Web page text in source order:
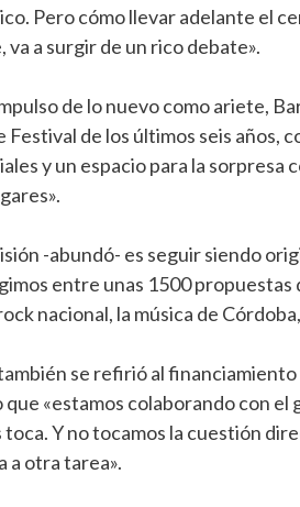
Pero cómo llevar adelante el
va a surgir de un rico debate».
de lo nuevo como ariete,
Festival de los últimos seis años,
y un espacio para la sorpresa
-abundó- es seguir siendo
entre unas 1500 propuestas
nacional, la música de
se refirió al
que «estamos colaborando con
toca. Y no tocamos la cuestión
a otra tarea».